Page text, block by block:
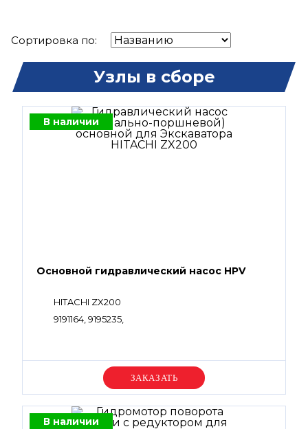
Сортировка по:
Узлы в сборе
В наличии
Основной гидравлический насос HPV
HITACHI ZX200
9191164, 9195235,
Уточняйте цену
В наличии